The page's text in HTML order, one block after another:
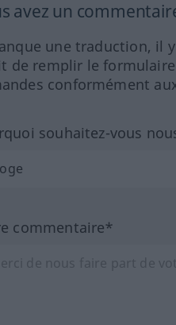
avez un
une traduction, il
de remplir le
conformément
souhaitez-vous
commentaire*